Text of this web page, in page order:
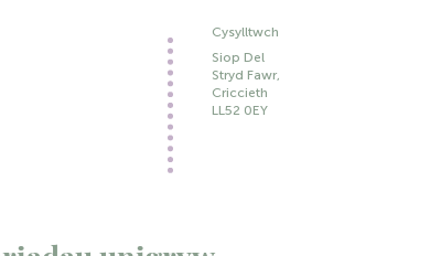
Cysylltwch
Siop Del
Stryd Fawr,
Criccieth
LL52 0EY